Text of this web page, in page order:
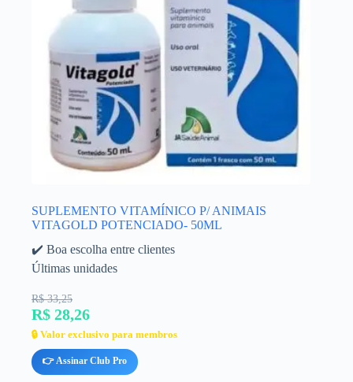
SUPLEMENTO VITAMÍNICO P/ ANIMAIS
VITAGOLD POTENCIADO- 50ML
✔️ Boa escolha entre clientes
Últimas unidades
R$ 33,25
R$ 28,26
🔒 Valor exclusivo para membros
👉 Assinar Club Pro